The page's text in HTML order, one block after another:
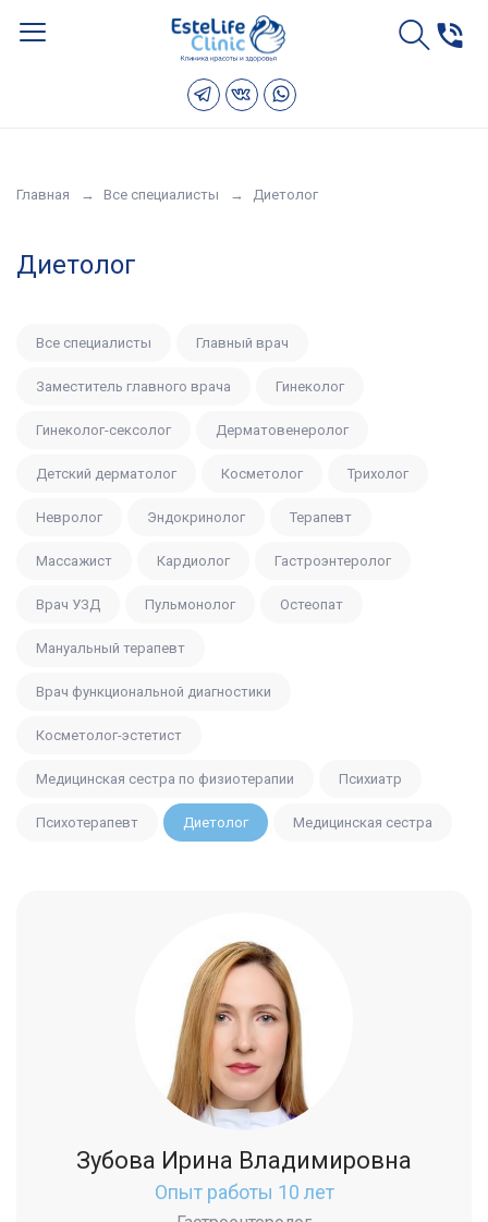
Главная Все специалисты Диетолог
Диетолог
Все специалисты Главный врач
Заместитель главного врача Гинеколог
Гинеколог-сексолог Дерматовенеролог
Детский дерматолог Косметолог Трихолог
Невролог Эндокринолог Терапевт
Массажист Кардиолог Гастроэнтеролог
Врач УЗД Пульмонолог Остеопат
Мануальный терапевт
Врач функциональной диагностики
Косметолог-эстетист
Медицинская сестра по физиотерапии Психиатр
Психотерапевт Диетолог Медицинская сестра
Зубова Ирина Владимировна
Опыт работы 10 лет